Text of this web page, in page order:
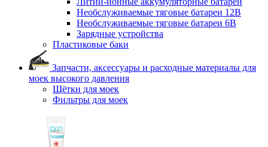
Необслуживаемые тяговые батареи 12В
Необслуживаемые тяговые батареи 6В
Зарядные устройства
Пластиковые баки
Запчасти, аксессуары и расходные материалы для
моек высокого давления
Щётки для моек
Фильтры для моек